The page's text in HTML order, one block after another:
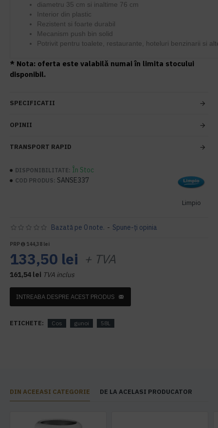
diametru 35 cm si inaltime 76 cm
Interior din plastic
Rezistent si foarte durabil
Mecanism push bin solid
Potrivit pentru toalete, restaurante, hoteluri benzinarii si
* Nota: oferta este valabilă numai în limita stocului
disponibil.
SPECIFICATII
OPINII
TRANSPORT RAPID
DISPONIBILITATE: În Stoc
COD PRODUS: SANSE337
Limpio
Bazată pe 0 note. - Spune-ţi opinia
PRP 144,38 lei
133,50 lei + TVA
161,54 lei TVA inclus
INTREABA DESPRE ACEST PRODUS
ETICHETE: Cos gunoi 58L
DIN ACEEASI CATEGORIE DE LA ACELASI PRODUCATOR